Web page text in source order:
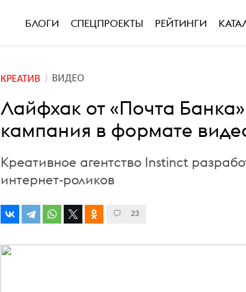
БЛОГИ СПЕЦПРОЕКТЫ РЕЙТИНГИ
КРЕАТИВ ВИДЕО
Лайфхак от «Почта
кампания в формате
Креативное агентство Instinct
интернет-роликов
23